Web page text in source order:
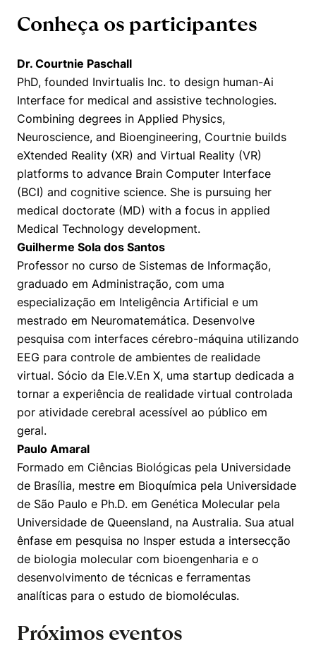
Políticas Públicas
Sustentabilidade
Tecnologia e Dados
Conheça os participantes
Dr. Courtnie Paschall
PhD, founded Invirtualis Inc. to design human-Ai
Interface for medical and assistive technologies.
Combining degrees in Applied Physics,
Neuroscience, and Bioengineering, Courtnie builds
eXtended Reality (XR) and Virtual Reality (VR)
platforms to advance Brain Computer Interface
(BCI) and cognitive science. She is pursuing her
medical doctorate (MD) with a focus in applied
Medical Technology development.
Guilherme Sola dos Santos
Professor no curso de Sistemas de Informação,
graduado em Administração, com uma
especialização em Inteligência Artificial e um
mestrado em Neuromatemática. Desenvolve
pesquisa com interfaces cérebro-máquina utilizando
EEG para controle de ambientes de realidade
virtual. Sócio da Ele.V.En X, uma startup dedicada a
tornar a experiência de realidade virtual controlada
por atividade cerebral acessível ao público em
geral.
Paulo Amaral
Formado em Ciências Biológicas pela Universidade
de Brasília, mestre em Bioquímica pela Universidade
de São Paulo e Ph.D. em Genética Molecular pela
Universidade de Queensland, na Australia. Sua atual
ênfase em pesquisa no Insper estuda a intersecção
de biologia molecular com bioengenharia e o
desenvolvimento de técnicas e ferramentas
analíticas para o estudo de biomoléculas.
Próximos eventos
Cookies estritamente necessários
Cookies de preferências de usuário